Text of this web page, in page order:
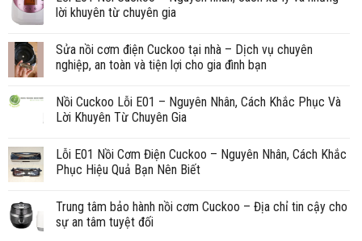
lời khuyên từ chuyên gia
Sửa nồi cơm điện Cuckoo tại nhà – Dịch vụ chuyên
nghiệp, an toàn và tiện lợi cho gia đình bạn
Nồi Cuckoo Lỗi E01 – Nguyên Nhân, Cách Khắc Phục Và
Lời Khuyên Từ Chuyên Gia
Lỗi E01 Nồi Cơm Điện Cuckoo – Nguyên Nhân, Cách Khắc
Phục Hiệu Quả Bạn Nên Biết
Trung tâm bảo hành nồi cơm Cuckoo – Địa chỉ tin cậy cho
sự an tâm tuyệt đối